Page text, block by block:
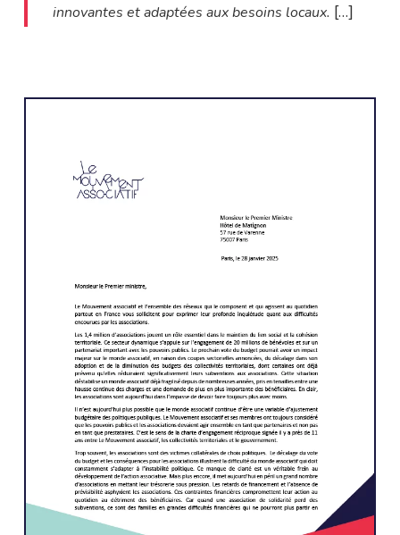
innovantes et adaptées aux besoins locaux. […]